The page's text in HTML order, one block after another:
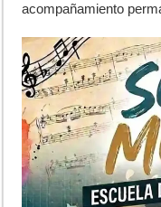
acompañamiento